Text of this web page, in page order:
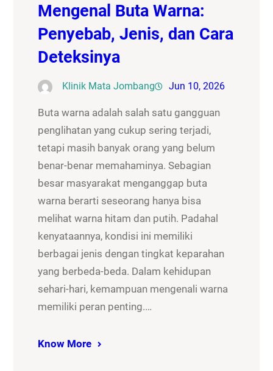
Mengenal Buta Warna:
Penyebab, Jenis, dan Cara
Deteksinya
Klinik Mata Jombang Jun 10, 2026
Buta warna adalah salah satu gangguan
penglihatan yang cukup sering terjadi,
tetapi masih banyak orang yang belum
benar-benar memahaminya. Sebagian
besar masyarakat menganggap buta
warna berarti seseorang hanya bisa
melihat warna hitam dan putih. Padahal
kenyataannya, kondisi ini memiliki
berbagai jenis dengan tingkat keparahan
yang berbeda-beda. Dalam kehidupan
sehari-hari, kemampuan mengenali warna
memiliki peran penting.…
Know More